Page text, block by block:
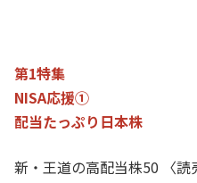
第1特集
NISA応援①
配当たっぷり日本株
新・王道の高配当株50 〈読